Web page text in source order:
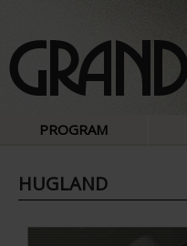
PROGRAM
HUGLAND